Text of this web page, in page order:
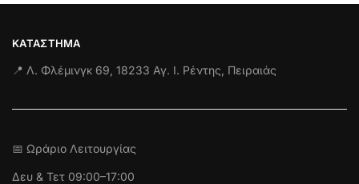
ΚΑΤΆΣΤΗΜΑ
📍 Λ. Φλέμινγκ 69, 18233 Αγ. Ι. Ρέντης, Πειραιάς
📅 Ωράριο Λειτουργίας
Δευ & Τετ 09:00–17:00